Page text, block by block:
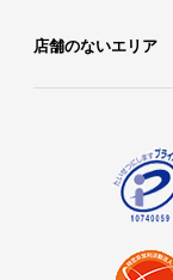
店舗のないエリア